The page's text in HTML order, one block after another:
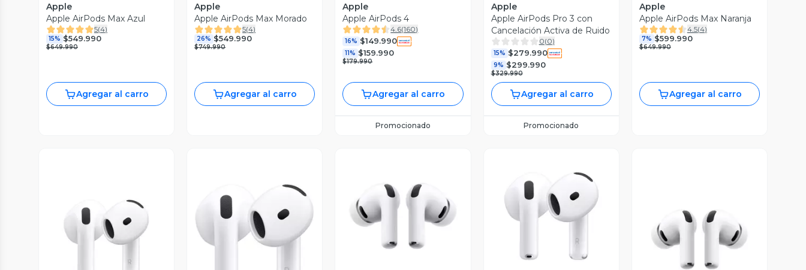
Apple
Apple AirPods Max Azul
5(4)
15% $549.990
$649.990
Agregar al carro
Apple
Apple AirPods Max Morado
5(4)
26% $549.990
$749.990
Agregar al carro
Apple
Apple AirPods 4
4.6(160)
16% $149.990
11% $159.990
$179.990
Agregar al carro
Promocionado
Apple
Apple AirPods Pro 3 con
Cancelación Activa de Ruido
0(0)
15% $279.990
9% $299.990
$329.990
Agregar al carro
Promocionado
Apple
Apple AirPods Max Naranja
4.5(4)
7% $599.990
$649.990
Agregar al carro
Vista Previa
Vista Previa Vista Previa
Vista Previa